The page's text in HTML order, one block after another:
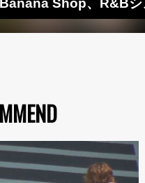
Shop、R&Bシ